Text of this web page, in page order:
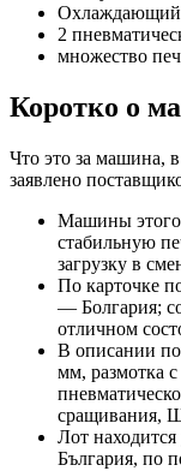
Охлаждающий
2
множество
Коротко о
Что это за машина,
заявлено
Машины этого
стабильную
загрузку в
По карточке
— Болгария;
отличном
В описании
мм, размотка
сращивания,
Лот
България, по